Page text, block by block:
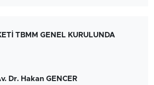
TBMM GENEL KURULUNDA
Dr. Hakan GENCER